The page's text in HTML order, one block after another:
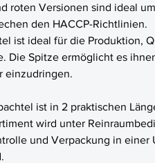
roten Versionen sind ideal
den HACCP-Richtlinien.
ist ideal für die Produktion,
Die Spitze ermöglicht es
einzudringen.
ist in 2 praktischen
wird unter
und Verpackung in einer